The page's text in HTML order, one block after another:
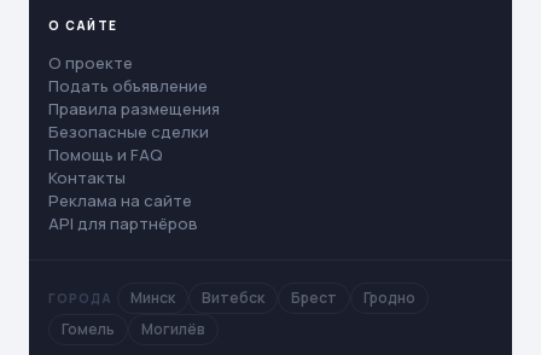
О САЙТЕ
О проекте
Подать объявление
Правила размещения
Безопасные сделки
Помощь и FAQ
Контакты
Реклама на сайте
API для партнёров
ГОРОДА Минск Витебск Брест
Гродно
Гомель
Могилёв